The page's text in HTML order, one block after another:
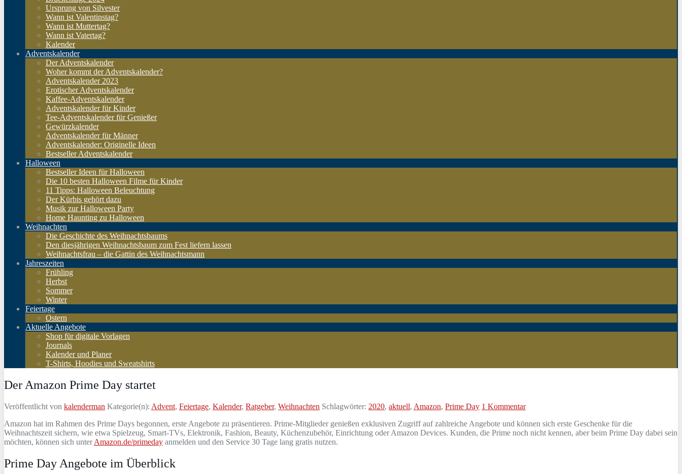
Ursprung von Silvester
Wann ist Valentinstag?
Wann ist Muttertag?
Wann ist Vatertag?
Kalender
Adventskalender
Der Adventskalender
Woher kommt der Adventskalender?
Adventskalender 2023
Erotischer Adventskalender
Kaffee-Adventskalender
Adventskalender für Kinder
Tee-Adventskalender für Genießer
Gewürzkalender
Adventskalender für Männer
Adventskalender: Originelle Ideen
Bestseller Adventskalender
Halloween
Bestseller Ideen für Halloween
Die 10 besten Halloween Filme für Kinder
11 Tipps: Halloween Beleuchtung
Der Kürbis gehört dazu
Musik zur Halloween Party
Home Haunting zu Halloween
Weihnachten
Die Geschichte des Weihnachtsbaums
Den diesjährigen Weihnachtsbaum zum Fest liefern lassen
Weihnachtsfrau – die Gattin des Weihnachtsmann
Jahreszeiten
Frühling
Herbst
Sommer
Winter
Feiertage
Ostern
Aktuelle Angebote
Shop für digitale Vorlagen
Journals
Kalender und Planer
T-Shirts, Hoodies und Sweatshirts
Der Amazon Prime Day startet
Veröffentlicht von kalenderman Kategorie(n): Advent, Feiertage, Kalender, Ratgeber, Weihnachten Schlagwörter: 2020, aktuell, Amazon, Prime Day 1 Kommentar
Amazon hat im Rahmen des Prime Days begonnen, erste Angebote zu präsentieren. Prime-Mitglieder genießen exklusiven Zugriff auf zahlreiche Angebote und können sich erste Geschenke für die
Weihnachtszeit sichern, wie etwa Spielzeug, Smart-TVs, Elektronik, Fashion, Beauty, Küchenzubehör, Einrichtung oder Amazon Devices. Kunden, die Prime noch nicht kennen, aber beim Prime Day dabei sein
möchten, können sich unterAmazon.de/primeday anmelden und den Service 30 Tage lang gratis nutzen.
Prime Day Angebote im Überblick